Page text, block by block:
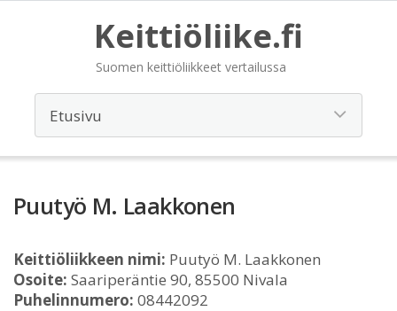
Keittiöliike.fi
Suomen keittiöliikkeet vertailussa
Puutyö M. Laakkonen
Keittiöliikkeen nimi: Puutyö M. Laakkonen
Osoite: Saariperäntie 90, 85500 Nivala
Puhelinnumero: 08442092